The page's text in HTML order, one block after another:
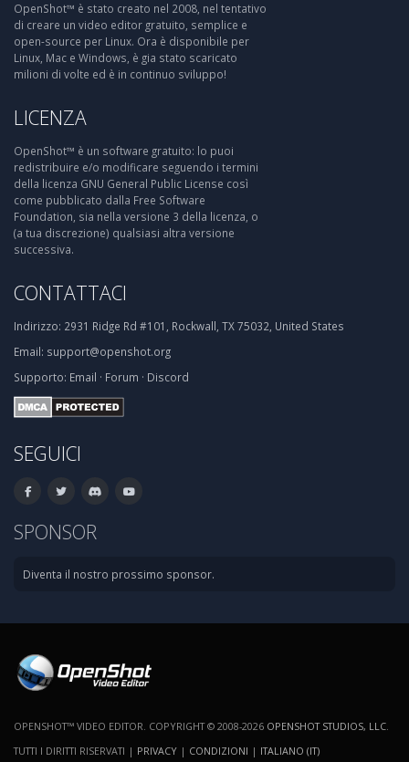
OpenShot™ è stato creato nel 2008, nel tentativo
di creare un video editor gratuito, semplice e
open-source per Linux. Ora è disponibile per
Linux, Mac e Windows, è gia stato scaricato
milioni di volte ed è in continuo sviluppo!
LICENZA
OpenShot™ è un software gratuito: lo puoi
redistribuire e/o modificare seguendo i termini
della licenza GNU General Public License così
come pubblicato dalla Free Software
Foundation, sia nella versione 3 della licenza, o
(a tua discrezione) qualsiasi altra versione
successiva.
CONTATTACI
Indirizzo: 2931 Ridge Rd #101, Rockwall, TX 75032, United States
Email: support@openshot.org
Supporto: Email · Forum · Discord
SEGUICI
SPONSOR
Diventa il nostro prossimo sponsor.
OPENSHOT™ VIDEO EDITOR. COPYRIGHT © 2008-2026 OPENSHOT STUDIOS, LLC.
TUTTI I DIRITTI RISERVATI | PRIVACY | CONDIZIONI | ITALIANO (IT)